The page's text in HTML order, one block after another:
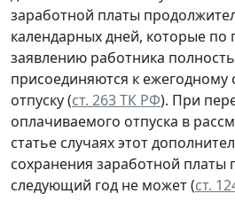
заработной платы
календарных дней, которые
заявлению работника
присоединяются к
отпуску (ст. 263 ТК РФ). При
оплачиваемого отпуска в
статье случаях этот
сохранения заработной платы
следующий год не может (ст.